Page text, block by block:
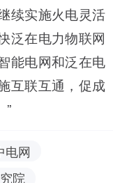
续实施火电灵活
泛在电力物联网
能电网和泛在电
互联互通，促成
”
电网
院